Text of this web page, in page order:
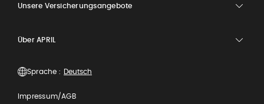
Unsere Versicherungsangebote
Über APRIL
Sprache :
Impressum/AGB